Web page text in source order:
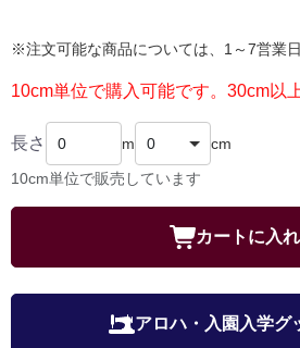
※注文可能な商品については、1～7営業
10cm単位で購入可能です。30cm以
長さ m cm
10cm単位で販売しています
カートに入
アロハ・入園入学グ